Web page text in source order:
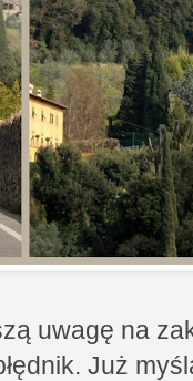
uwagę na
Już